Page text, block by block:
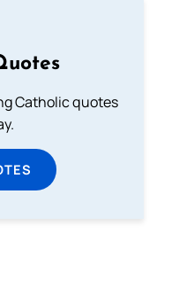
Catholic quotes